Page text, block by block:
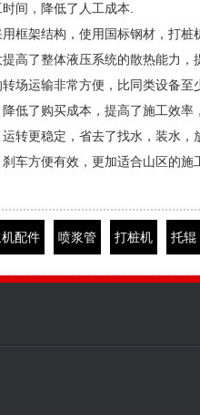
间，降低了人工成本.
框架结构，使用国标钢材，打
高了整体液压系统的散热能力，
场运输非常方便，比同类设备至
低了购买成本，提高了施工效
转更稳定，省去了找水，装水，
车方便有效，更加适合山区的
配件 喷浆管 打桩机 托辊